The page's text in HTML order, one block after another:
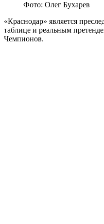
Фото: Олег Бухарев
«Краснодар» является
таблице и реальным
Чемпионов.